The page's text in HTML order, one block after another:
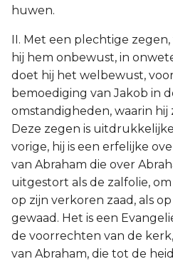
huwen.
II. Met een plechtige zegen,
hij hem onbewust, in
doet hij het welbewust,
bemoediging van Jakob in
omstandigheden, waarin hij
Deze zegen is
vorige, hij is een erfelijke
van Abraham die over
uitgestort als de zalfolie,
op zijn verkoren zaad, als
gewaad. Het is een
de voorrechten van de
van Abraham, die tot de